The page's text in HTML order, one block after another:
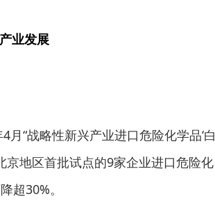
业发展
“战略性新兴产业进口危险化学品‘白
京地区首批试点的9家企业进口危险化
超30%。